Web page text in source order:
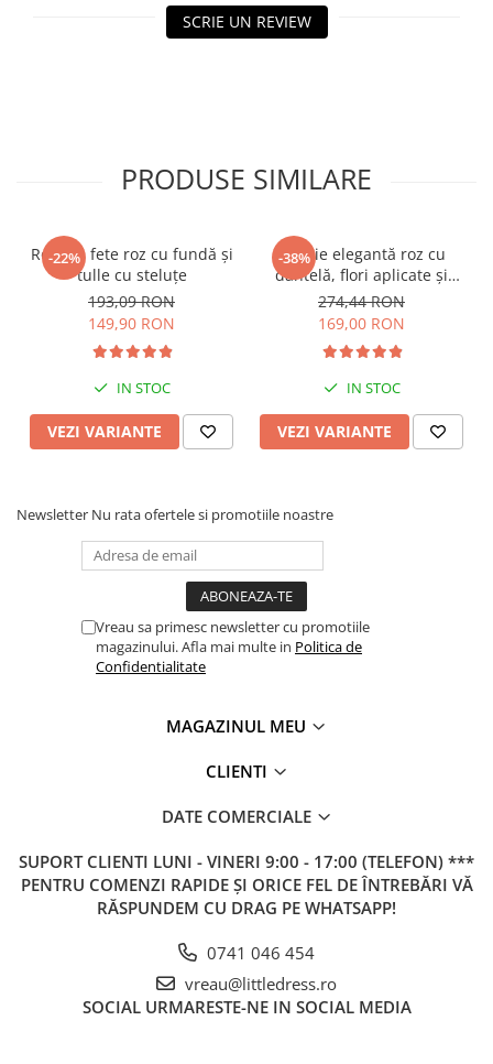
SCRIE UN REVIEW
PRODUSE SIMILARE
-22%
Rochiță fete roz cu fundă și
tulle cu steluțe
193,09 RON
149,90 RON
IN STOC
VEZI VARIANTE
-38%
Rochie elegantă roz cu
dantelă, flori aplicate și
tulle
274,44 RON
169,00 RON
IN STOC
VEZI VARIANTE
Newsletter Nu rata ofertele si promotiile noastre
Vreau sa primesc newsletter cu promotiile
magazinului. Afla mai multe in Politica de
Confidentialitate
MAGAZINUL MEU
CLIENTI
DATE COMERCIALE
SUPORT CLIENTI LUNI - VINERI 9:00 - 17:00 (TELEFON) ***
PENTRU COMENZI RAPIDE ȘI ORICE FEL DE ÎNTREBĂRI VĂ
RĂSPUNDEM CU DRAG PE WHATSAPP!
0741 046 454
vreau@littledress.ro
SOCIAL URMARESTE-NE IN SOCIAL MEDIA